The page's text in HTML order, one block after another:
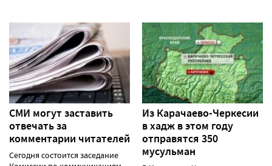
СМИ могут заставить
отвечать за
комментарии читателей
Сегодня состоится заседание
Из Карачаево-Черкесии
в хадж в этом году
отправятся 350
мусульман